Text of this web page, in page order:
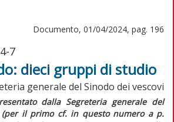
Documento, 01/04/2024, pag. 196
7
dieci gruppi di studio
generale del Sinodo dei vescovi
dalla Segreteria generale del
(per il primo cf. in questo numeroa p.